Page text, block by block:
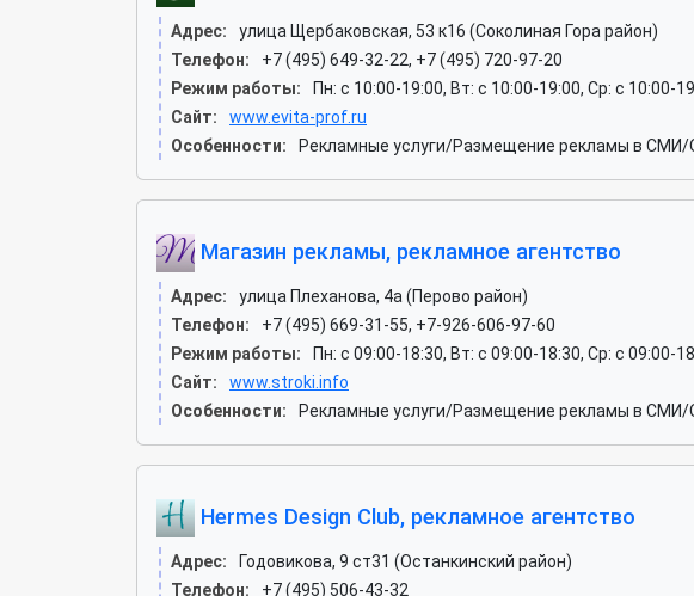
Адрес:
улица Щербаковская, 53 к16 (Соколиная Гора район)
Телефон:
+7 (495) 649-32-22, +7 (495) 720-97-20
Режим работы:
Пн: c 10:00-19:00, Вт: c 10:00-19:00, Ср: c 10:00-
Сайт:
www.evita-prof.ru
Особенности:
Рекламные услуги/Размещение рекламы в СМИ/
Магазин рекламы, рекламное агентство
Адрес:
улица Плеханова, 4а (Перово район)
Телефон:
+7 (495) 669-31-55, +7-926-606-97-60
Режим работы:
Пн: c 09:00-18:30, Вт: c 09:00-18:30, Ср: c 09:00-
Сайт:
www.stroki.info
Особенности:
Рекламные услуги/Размещение рекламы в СМИ/
Hermes Design Club, рекламное агентство
Адрес:
Годовикова, 9 ст31 (Останкинский район)
Телефон:
+7 (495) 506-43-32